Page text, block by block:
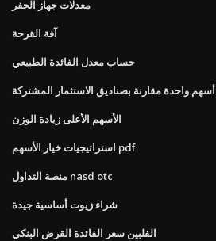
معدلات جهاز الحفر
آفة القرحة
حساب معدل الفائدة الطبيعي
أسهم واحدة مقارنة بصناديق الاستثمار المشتركة
الأسهم الأعلى زيادة الوزن
استراتيجيات خيار الأسهم pdf
منصة التداول nasd otc
شراء زيوت أساسية جيدة
الفلبين سعر الفائدة القرض البنكي